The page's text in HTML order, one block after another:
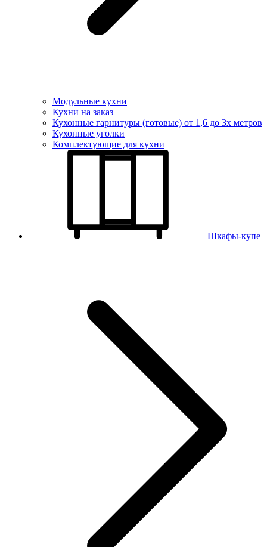
Модульные кухни
Кухни на заказ
Кухонные гарнитуры (готовые) от 1,6 до 3х метров
Кухонные уголки
Комплектующие для кухни
Шкафы-купе